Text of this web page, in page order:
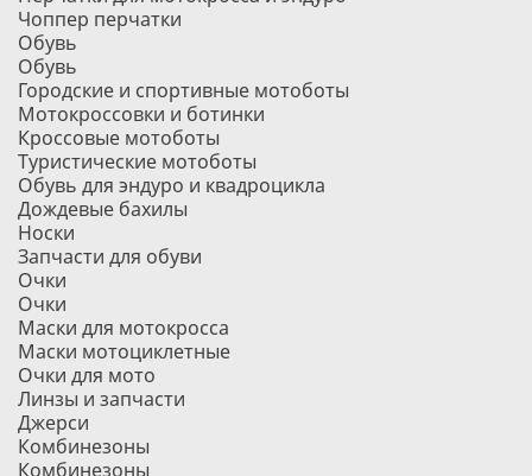
Чоппер перчатки
Обувь
Обувь
Городские и спортивные мотоботы
Мотокроссовки и ботинки
Кроссовые мотоботы
Туристические мотоботы
Обувь для эндуро и квадроцикла
Дождевые бахилы
Носки
Запчасти для обуви
Очки
Очки
Маски для мотокросса
Маски мотоциклетные
Очки для мото
Линзы и запчасти
Джерси
Комбинезоны
Комбинезоны